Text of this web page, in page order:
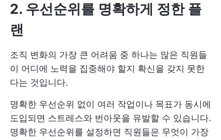
2. 우선순위를 명확하게 정한 플
랜
조직 변화의 가장 큰 어려움 중 하나는 많은 직원들
이 어디에 노력을 집중해야 할지 확신을 갖지 못한
다는 것입니다.
명확한 우선순위 없이 여러 작업이나 목표가 동시에
도입되면 스트레스와 번아웃을 유발할 수 있습니다.
명확한 우선순위를 설정하면 직원들은 무엇이 가장